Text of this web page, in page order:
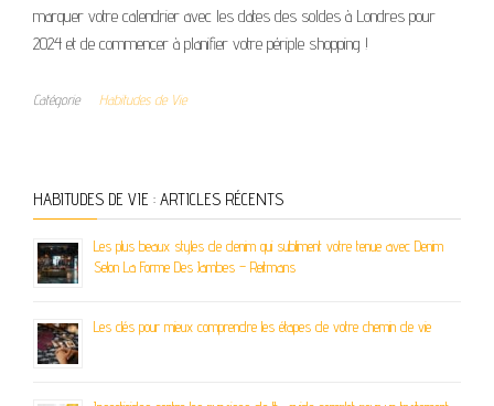
marquer votre calendrier avec les dates des soldes à Londres pour
2024 et de commencer à planifier votre périple shopping !
Catégorie Habitudes de Vie
HABITUDES DE VIE : ARTICLES RÉCENTS
Les plus beaux styles de denim qui subliment votre tenue avec Denim
Selon La Forme Des Jambes – Reitmans
Les clés pour mieux comprendre les étapes de votre chemin de vie